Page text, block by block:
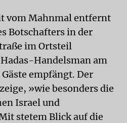
vom Mahnmal entfernt
Botschafters in der
im Ortsteil
Handelsman am
empfängt. Der
»wie besonders die
Israel und
stetem Blick auf die